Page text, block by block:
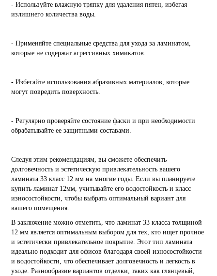
- Используйте влажную тряпку для удаления пятен, избегая
излишнего количества воды.
- Применяйте специальные средства для ухода за ламинатом,
которые не содержат агрессивных химикатов.
- Избегайте использования абразивных материалов, которые
могут повредить поверхность.
- Регулярно проверяйте состояние фаски и при необходимости
обрабатывайте ее защитными составами.
Следуя этим рекомендациям, вы сможете обеспечить
долговечность и эстетическую привлекательность вашего
ламината 33 класс 12 мм на многие годы. Если вы планируете
купить ламинат 12мм, учитывайте его водостойкость и класс
износостойкости, чтобы выбрать оптимальный вариант для
вашего помещения.
В заключение можно отметить, что ламинат 33 класса толщиной
12 мм является оптимальным выбором для тех, кто ищет прочное
и эстетически привлекательное покрытие. Этот тип ламината
идеально подходит для офисов благодаря своей износостойкости
и водостойкости, что обеспечивает долговечность и легкость в
уходе. Разнообразие вариантов отделки, таких как глянцевый,